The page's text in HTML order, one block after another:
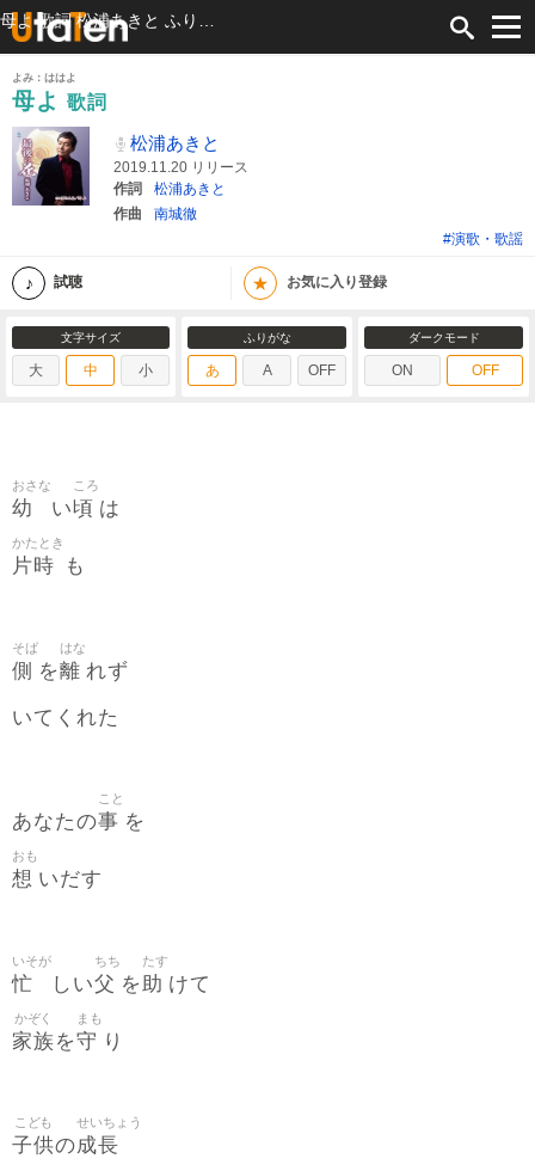
よみ：ははよ
母よ 歌詞
松浦あきと
2019.11.20 リリース
作詞
松浦あきと
作曲
南城徹
#演歌・歌謡
試聴 ★ お気に入り登録
文字サイズ
大 中 小
ふりがな
あ A OFF
ダークモード
ON OFF
幼
おさな
い頃
ころ
は
片時
かたとき
も
側
そば
を離
はな
れず
いてくれた
あなたの事
こと
を
想
おも
いだす
忙
いそが
しい父
ちち
を 助
たす
けて
家族
かぞく
を守
まも
り
子供
こども
の成長
せいちょう